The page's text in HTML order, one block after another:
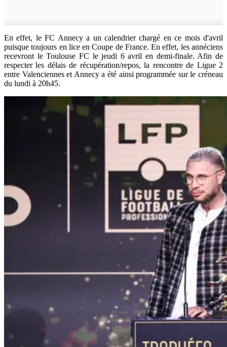
En effet, le FC Annecy a un calendrier chargé en ce mois d'avril
puisque toujours en lice en Coupe de France. En effet, les annéciens
recevront le Toulouse FC le jeudi 6 avril en demi-finale. Afin de
respecter les délais de récupération/repos, la rencontre de Ligue 2
entre Valenciennes et Annecy a été ainsi programmée sur le créneau
du lundi à 20h45.